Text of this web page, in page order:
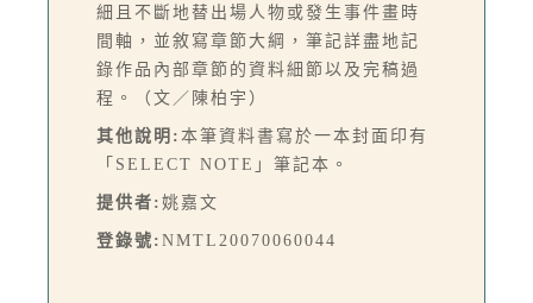
細且不斷地替出場人物或發生事件畫時
間軸，並敘寫章節大綱，筆記詳盡地記
錄作品內部章節的資料細節以及完稿過
程。（文／陳柏宇）
其他說明: 本筆資料書寫於一本封面印有
「SELECT NOTE」筆記本。
提供者: 姚嘉文
登錄號: NMTL20070060044